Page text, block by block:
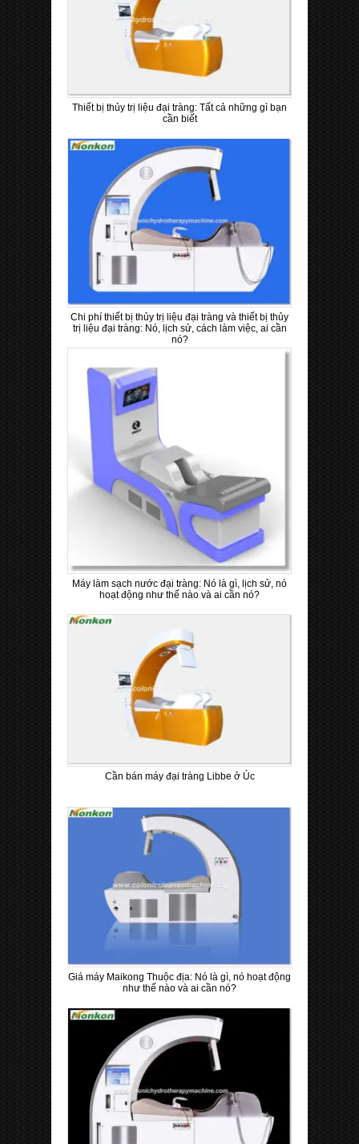
Thiết bị thủy trị liệu đại tràng: Tất cả những gì bạn
cần biết
Chi phí thiết bị thủy trị liệu đại tràng và thiết bị thủy
trị liệu đại tràng: Nó, lịch sử, cách làm việc, ai cần
nó?
Máy làm sạch nước đại tràng: Nó là gì, lịch sử, nó
hoạt động như thế nào và ai cần nó?
Cần bán máy đại tràng Libbe ở Úc
Giá máy Maikong Thuộc địa: Nó là gì, nó hoạt động
như thế nào và ai cần nó?